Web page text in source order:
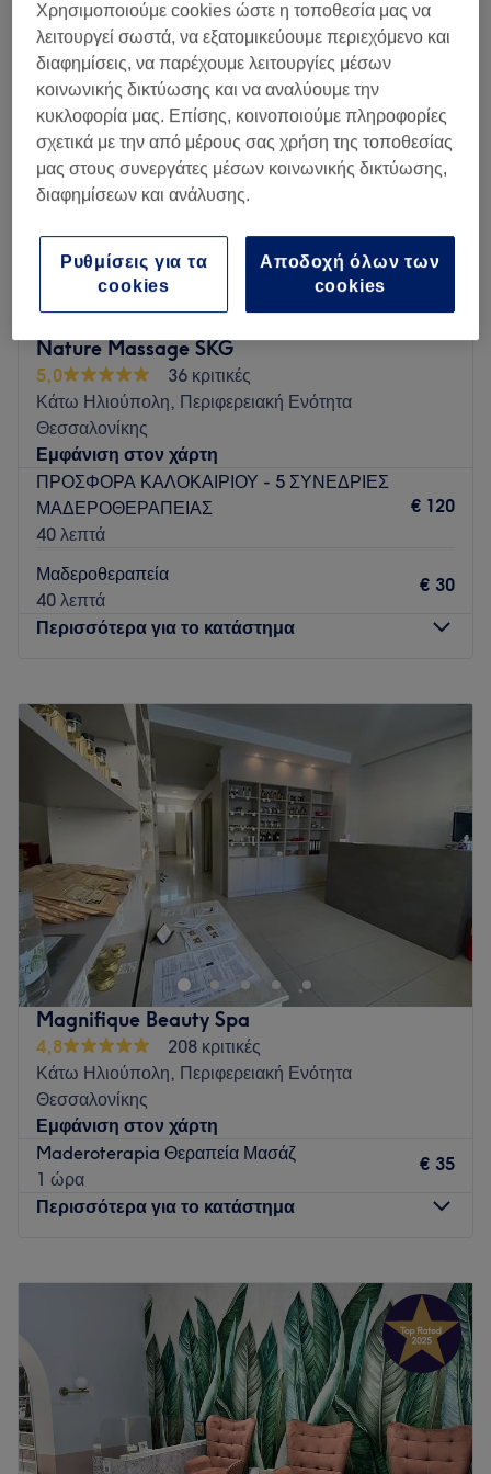
μαδεροθεραπείες κοντά Εύοσμος, Περιφερειακή Ενότητα Θεσσαλονίκης
Nature Massage SKG
5,0
36 κριτικές
Κάτω Ηλιούπολη, Περιφερειακή Ενότητα
Θεσσαλονίκης
Εμφάνιση στον χάρτη
ΠΡΟΣΦΟΡΑ ΚΑΛΟΚΑΙΡΙΟΥ - 5 ΣΥΝΕΔΡΙΕΣ
ΜΑΔΕΡΟΘΕΡΑΠΕΙΑΣ
40 λεπτά
€ 120
Μαδεροθεραπεία
40 λεπτά
€ 30
Περισσότερα για το κατάστημα
Τρίτη
Τετάρτη
Πέμπτη
10:00
Παρασκευή
10:00
Σάββατο
17:30
Κυριακή
13:00–21:00
Το Nature Massage SKG στον Εύοσμο Θεσσαλονίκης είναι
ο ιδανικός προορισμός για χαλάρωση και ευεξία. Προσφέρει
μια ευρεία γκάμα υπηρεσιών μασάζ, σχεδιασμένων να
αναζωογονούν σώμα και πνεύμα. Σε έναν φιλόξενο και ήρεμο
χώρο, εξειδικευμένοι θεραπευτές παρέχουν εξατομικευμένες
εμπειρίες που καλύπτουν κάθε ανάγκη. Ανακαλύψτε την
απόλυτη εμπειρία χαλάρωσης στον Εύοσμο και χαρίστε
στον εαυτό σας τη φροντίδα που αξίζει.
Go to venue
Magnifique Beauty Spa
4,8
208 κριτικές
Κάτω Ηλιούπολη, Περιφερειακή Ενότητα
Θεσσαλονίκης
Εμφάνιση στον χάρτη
Maderoterapia Θεραπεία Μασάζ
1 ώρα
€ 35
Περισσότερα για το κατάστημα
10:00– 22:00
10:00–22:00
10:00–22:00
10:00–22:00
Σάββατο
10:00–18:00
Κλειστό
Χρησιμοποιούμε cookies ώστε η τοποθεσία μας να
λειτουργεί σωστά, να εξατομικεύουμε περιεχόμενο και
διαφημίσεις, να παρέχουμε λειτουργίες μέσων
κοινωνικής δικτύωσης και να αναλύουμε την
κυκλοφορία μας. Επίσης, κοινοποιούμε πληροφορίες
σχετικά με την από μέρους σας χρήση της τοποθεσίας
μας στους συνεργάτες μέσων κοινωνικής δικτύωσης,
διαφημίσεων και ανάλυσης.
Αποδοχή όλων των
cookies
Ρυθμίσεις για τα
cookies